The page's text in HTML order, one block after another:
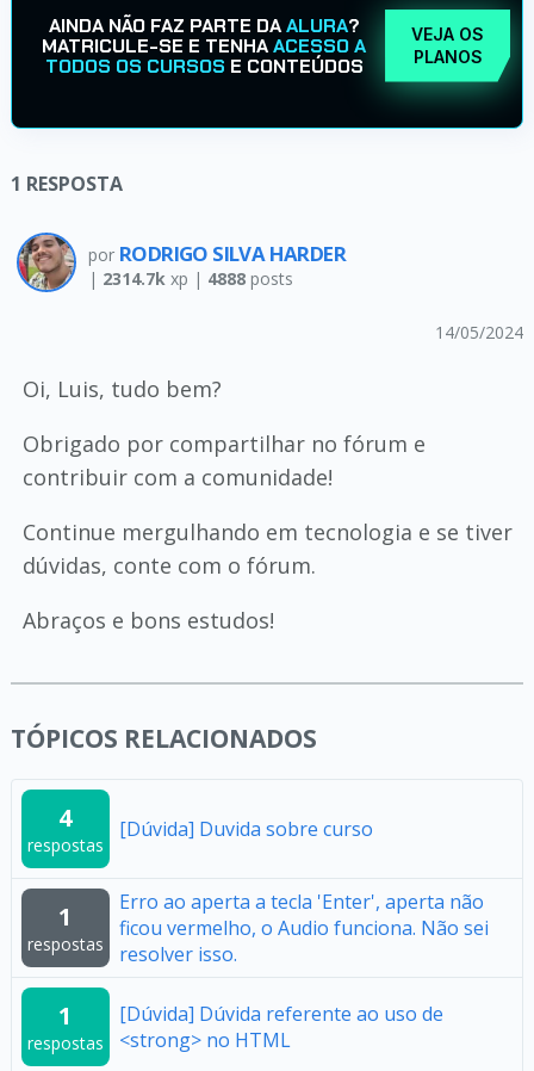
AINDA NÃO FAZ PARTE DAALURA?
MATRICULE-SE E TENHAACESSO A
TODOS OS CURSOS E CONTEÚDOS
VEJA OS
PLANOS
1 RESPOSTA
por RODRIGO SILVA HARDER
| 2314.7kxp | 4888posts
14/05/2024
Oi, Luis, tudo bem?
Obrigado por compartilhar no fórum e
contribuir com a comunidade!
Continue mergulhando em tecnologia e se tiver
dúvidas, conte com o fórum.
Abraços e bons estudos!
TÓPICOS RELACIONADOS
4
respostas
[Dúvida] Duvida sobre curso
1
respostas
Erro ao aperta a tecla 'Enter', aperta não
ficou vermelho, o Audio funciona. Não sei
resolver isso.
1
respostas
[Dúvida] Dúvida referente ao uso de
<strong> no HTML